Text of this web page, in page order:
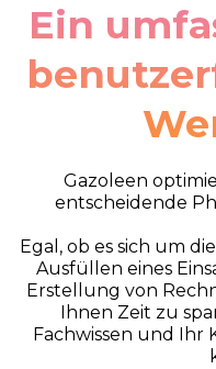
Ein
Gazoleen
entscheidende
Egal, ob es sich um
Ausfüllen eines
Erstellung von
Ihnen Zeit zu
Fachwissen und